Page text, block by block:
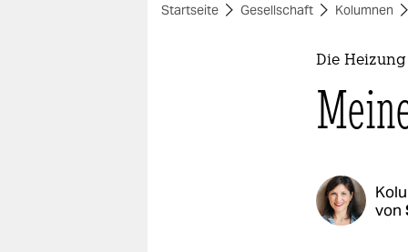
themen
Startseite Gesellschaft Kolumnen
Die
von